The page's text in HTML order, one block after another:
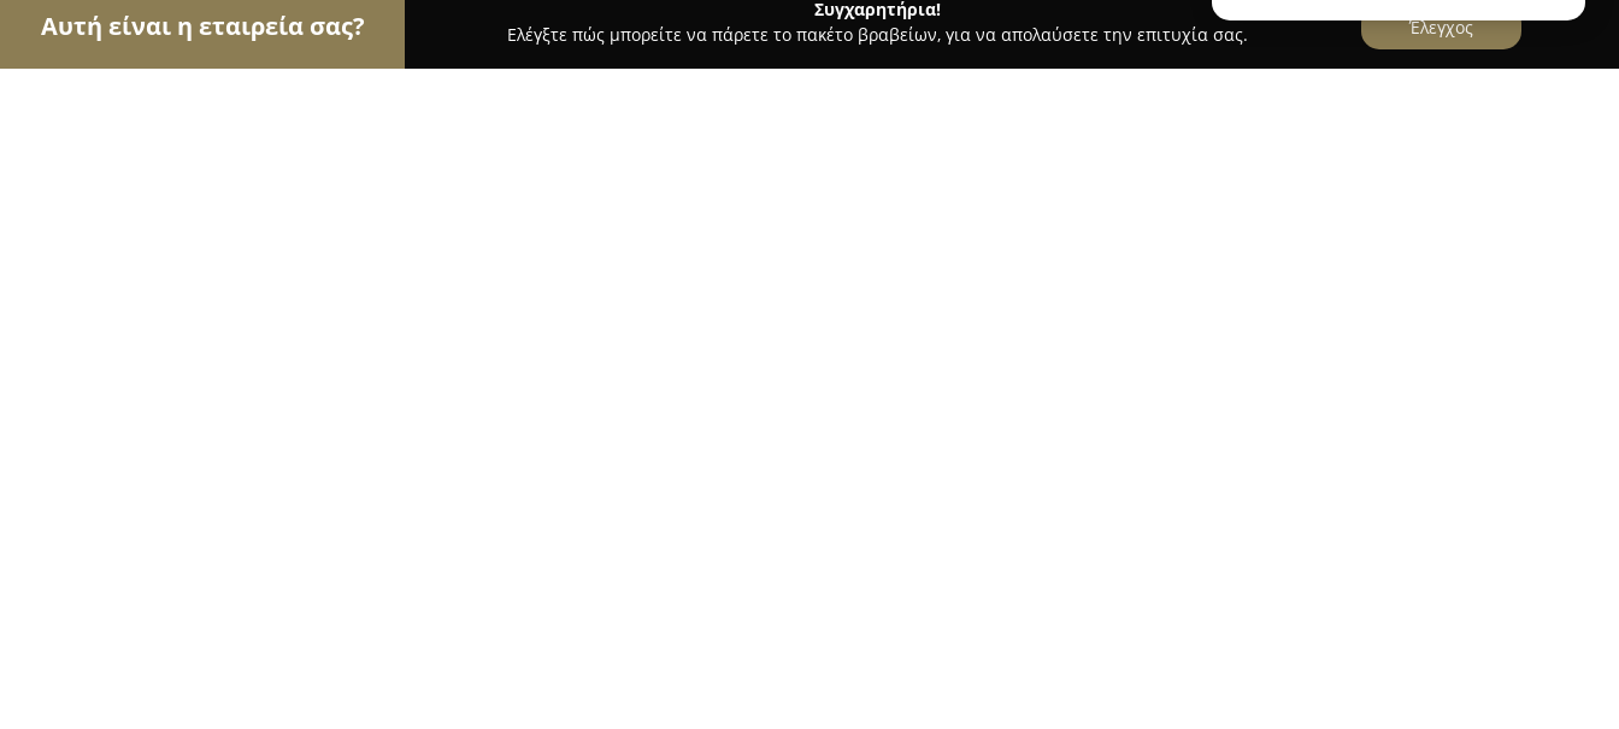
Αυτή είναι η εταιρεία σας?
Συγχαρητήρια!
Ελέγξτε πώς μπορείτε να πάρετε το πακέτο βραβείων, για να απολαύσετε την επιτυχία σας.
Έλεγχος